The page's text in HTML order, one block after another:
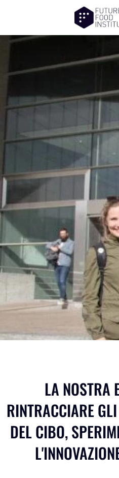
LA NOSTRA
RINTRACCIARE
DEL CIBO,